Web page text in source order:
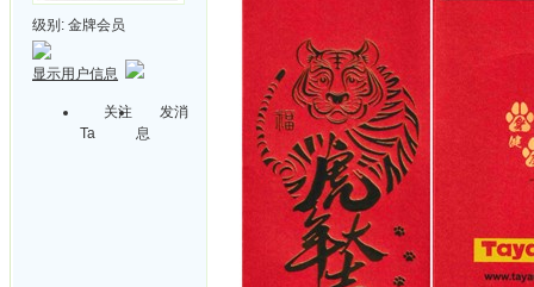
级别: 金牌会员
显示用户信息
关注
Ta
发消
息